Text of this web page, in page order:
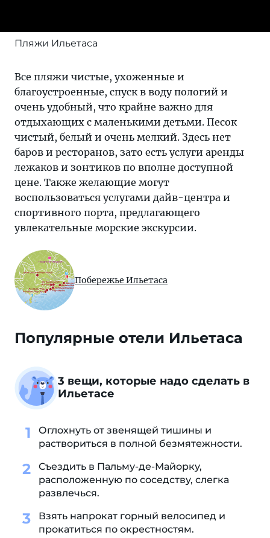
Пляжи Ильетаса
Все пляжи чистые, ухоженные и
благоустроенные, спуск в воду пологий и
очень удобный, что крайне важно для
отдыхающих с маленькими детьми. Песок
чистый, белый и очень мелкий. Здесь нет
баров и ресторанов, зато есть услуги аренды
лежаков и зонтиков по вполне доступной
цене. Также желающие могут
воспользоваться услугами дайв-центра и
спортивного порта, предлагающего
увлекательные морские экскурсии.
Побережье Ильетаса
Популярные отели Ильетаса
3 вещи, которые надо сделать в
Ильетасе
Оглохнуть от звенящей тишины и
раствориться в полной безмятежности.
Съездить в Пальму-де-Майорку,
расположенную по соседству, слегка
развлечься.
Взять напрокат горный велосипед и
прокатиться по окрестностям.